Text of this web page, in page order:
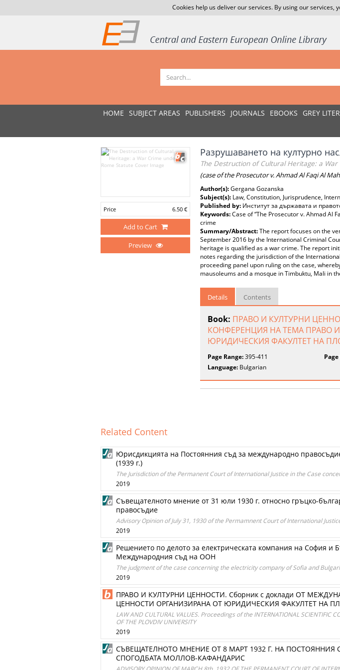
Cookies help us deliver our services. By using our services,
HOME SUBJECT AREAS PUBLISHERS JOURNALS EBOOKS GREY
Price 6.50 €
Add to Cart
Preview
Разрушаването на културно
The Destruction of Cultural Heritage: a
(case of the Prosecutor v. Ahmad Al Faqi Al
Author(s):Gergana Gozanska
Subject(s): Law, Constitution, Jurisprudence,
Published by: Институт за държавата и
Keywords:Case of “The Prosecutor v. Ahmad Al
crime
Summary/Abstract:The report focuses on the
September 2016 by the International Criminal
heritage is qualified as a war crime. The report
notes regarding the jurisdiction of the
proceeding panel upon ruling on the case,
mausoleums and a mosque in Timbuktu, Mali in
Details Contents
Book: ПРАВО И КУЛТУРНИ
КОНФЕРЕНЦИЯ НА ТЕМА ПРАВО
ЮРИДИЧЕСКИЯ ФАКУЛТЕТ НА
Page Range:395-411
Language: Bulgarian
Related Content
Юрисдикцията на Постоянния съд за международно
(1939 г.)
The Jurisdiction of the Permanent Court of International Justice in the Case
2019
Съвещателното мнение от 31 юли 1930 г. относно гръцко-
правосъдие
Advisory Opinion of July 31, 1930 of the Permamnent Court of International
2019
Решението по делото за електрическата компания на София и
Международния съд на ООН
The judgment of the case concerning the electricity company of Sofia and
2019
ПРАВО И КУЛТУРНИ ЦЕННОСТИ. Сборник с доклади ОТ
ЦЕННОСТИ ОРГАНИЗИРАНА ОТ ЮРИДИЧЕСКИЯ ФАКУЛТЕТ НА
LAW AND CULTURAL VALUES. Proceedings of the INTERNATIONAL SCIENTIFIC
OF THE PLOVDIV UNIVERSITY
2019
СЪВЕЩАТЕЛНОТО МНЕНИЕ ОТ 8 МАРТ 1932 Г. НА
СПОГОДБАТА МОЛЛОВ-КАФАНДАРИС